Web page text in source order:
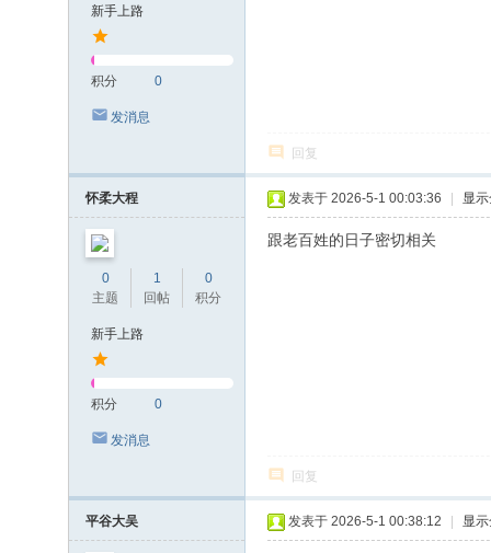
新手上路
积分 0
发消息
回复
怀柔大程
0
主题
1
回帖
0
积分
新手上路
积分 0
发消息
发表于 2026-5-1 00:03:36 显
跟老百姓的日子密切相关
回复
平谷大吴 发表于 2026-5-1 00:38:12 显